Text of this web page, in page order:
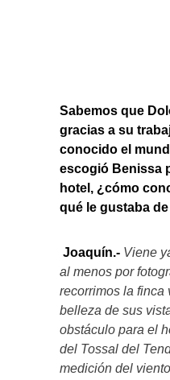
Sabemos que
gracias a su
conocido el
escogió Benissa
hotel, ¿cómo
qué le gustaba
Joaquín.- Viene
al menos por
recorrimos la finca
belleza de sus
obstáculo para el
del Tossal del
medición del